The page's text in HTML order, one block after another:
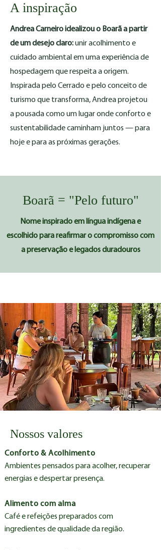
A inspiração
Andrea Carneiro idealizou o Boarã a partir
de um desejo claro:unir acolhimento e
cuidado ambiental em uma experiência de
hospedagem que respeita a origem.
Inspirada pelo Cerrado e pelo conceito de
turismo que transforma, Andrea projetou
a pousada como um lugar onde conforto e
sustentabilidade caminham juntos — para
hoje e para as próximas gerações.
Boarã = "Pelo futuro"
Nome inspirado em língua indígena e
escolhido para reafirmar o compromisso com
a preservação e legados duradouros
Nossos valores
Conforto & Acolhimento
Ambientes pensados para acolher, recuperar
energias e despertar presença.
Alimento com alma
Café e refeições preparados com
ingredientes de qualidade da região.